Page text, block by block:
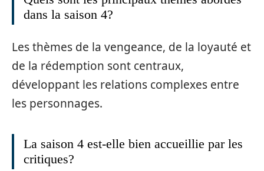
dans la saison 4?
Les thèmes de la vengeance, de la loyauté et
de la rédemption sont centraux,
développant les relations complexes entre
les personnages.
La saison 4 est-elle bien accueillie par les
critiques?